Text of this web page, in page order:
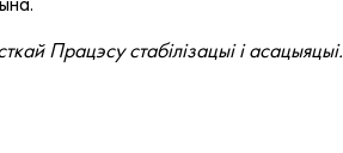
Працэсу стабілізацыі і асацыяцыі.